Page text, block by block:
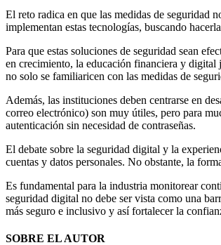
El reto radica en que las medidas de seguridad
implementan estas tecnologías, buscando
Para que estas soluciones de seguridad sean
en crecimiento, la educación financiera y digital
no solo se familiaricen con las medidas de
Además, las instituciones deben centrarse en
correo electrónico) son muy útiles, pero para
autenticación sin necesidad de contraseñas.
El debate sobre la seguridad digital y la
cuentas y datos personales. No obstante, la
Es fundamental para la industria monitorear
seguridad digital no debe ser vista como una
más seguro e inclusivo y así fortalecer la
SOBRE EL AUTOR